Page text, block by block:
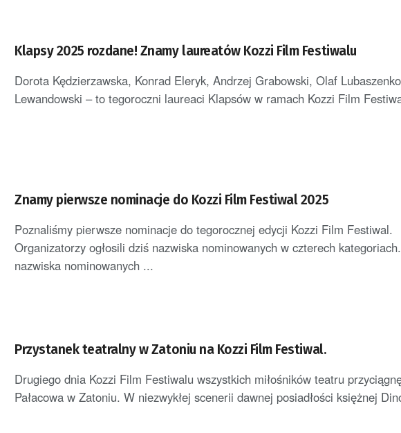
Klapsy 2025 rozdane! Znamy laureatów Kozzi Film Festiwalu
Dorota Kędzierzawska, Konrad Eleryk, Andrzej Grabowski, Olaf
Lewandowski – to tegoroczni laureaci Klapsów w ramach Kozzi Film
Znamy pierwsze nominacje do Kozzi Film Festiwal 2025
Poznaliśmy pierwsze nominacje do tegorocznej edycji Kozzi Film Festiwal.
Organizatorzy ogłosili dziś nazwiska nominowanych w czterech
nazwiska nominowanych ...
Przystanek teatralny w Zatoniu na Kozzi Film Festiwal.
Drugiego dnia Kozzi Film Festiwalu wszystkich miłośników teatru
Pałacowa w Zatoniu. W niezwykłej scenerii dawnej posiadłości księżnej